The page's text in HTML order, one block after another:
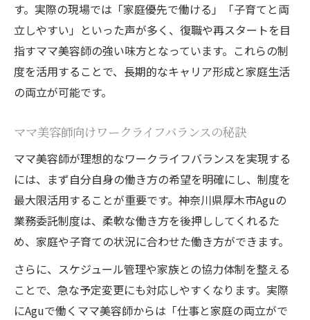
す。実際の現場では「家庭優先で働ける」「子育てと両
立しやすい」といった声が多く、復職や再スタートを目
指すママ美容師の強い味方となっています。これらの制
度を活用することで、長期的なキャリア形成と家庭生活
の両立が可能です。
ママ美容師向けワークライフバランスの秘訣
ママ美容師が理想的なワークライフバランスを実現する
には、まず自分自身の働き方の希望を明確にし、制度を
最大限活用することが重要です。神奈川県厚木市Aguの
業務委託制度は、柔軟な働き方を後押ししてくれるた
め、家庭や子育ての状況に合わせた働き方ができます。
さらに、スケジュール管理や家族との協力体制を整える
ことで、急な予定変更にも対応しやすくなります。実際
にAguで働くママ美容師からは「仕事と家庭の両立がで